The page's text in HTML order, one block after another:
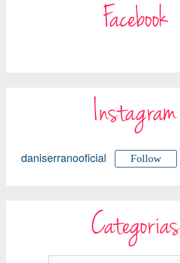
Facebook
Instagram
daniserranooficial Follow
Categorias